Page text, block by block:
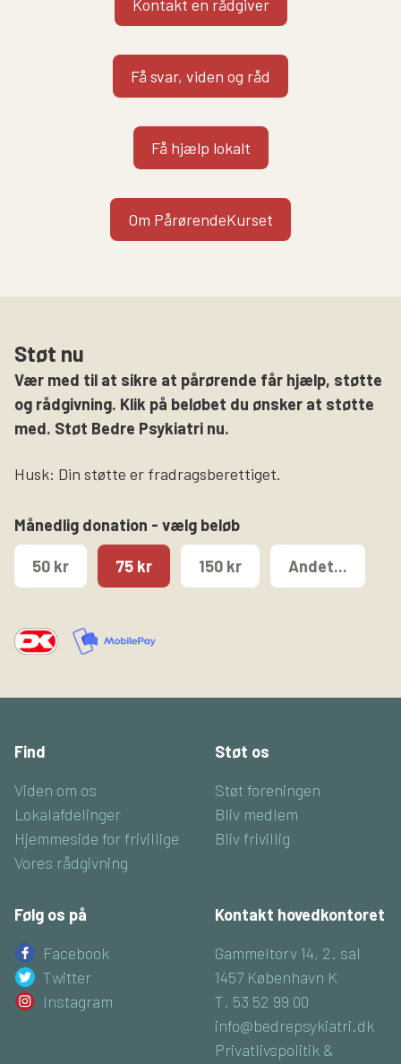
Kontakt en rådgiver
Få svar, viden og råd
Få hjælp lokalt
Om PårørendeKurset
Støt nu
Vær med til at sikre at pårørende får hjælp, støtte
og rådgivning. Klik på beløbet du ønsker at støtte
med. Støt Bedre Psykiatri nu.
Husk: Din støtte er fradragsberettiget.
Månedlig donation - vælg beløb
50 kr 75 kr 150 kr Andet...
Find
Viden om os
Lokalafdelinger
Hjemmeside for frivillige
Vores rådgivning
Støt os
Støt foreningen
Bliv medlem
Bliv frivillig
Følg os på
Facebook
Twitter
Instagram
Kontakt hovedkontoret
Gammeltorv 14, 2. sal
1457 København K
T. 53 52 99 00
info@bedrepsykiatri.dk
Privatlivspolitik &